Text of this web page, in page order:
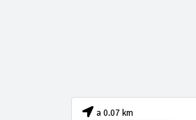
a 0.07 km